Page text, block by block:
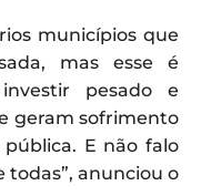
municípios que
mas esse é
pesado e
geram sofrimento
E não falo
todas”, anunciou o